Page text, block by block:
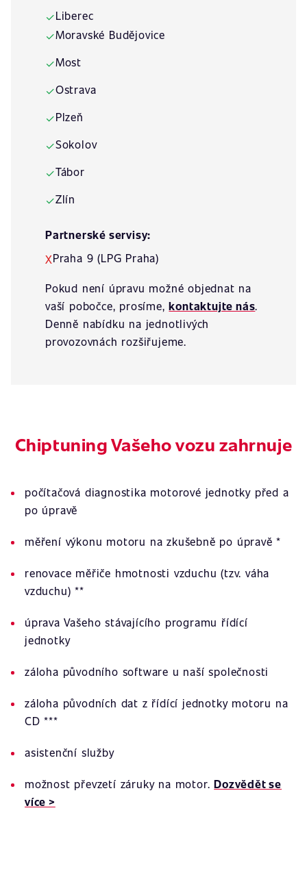
✓Liberec
✓Moravské Budějovice
✓Most
✓Ostrava
✓Plzeň
✓Sokolov
✓Tábor
✓Zlín
Partnerské servisy:
XPraha 9 (LPG Praha)
Pokud není úpravu možné objednat na
vaší pobočce, prosíme,kontaktujte nás.
Denně nabídku na jednotlivých
provozovnách rozšiřujeme.
Chiptuning Vašeho vozu zahrnuje
počítačová diagnostika motorové jednotky před a
po úpravě
měření výkonu motoru na zkušebně po úpravě *
renovace měřiče hmotnosti vzduchu (tzv. váha
vzduchu) **
úprava Vašeho stávajícího programu řídící
jednotky
záloha původního software u naší společnosti
záloha původních dat z řídící jednotky motoru na
CD ***
asistenční služby
možnost převzetí záruky na motor.Dozvědět se
více >